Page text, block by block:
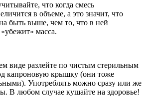
что когда смесь
в объеме, а это значит, что
быть выше, чем то, что в ней
масса.
виде разлейте по чистым стерильным
капроновую крышку (они тоже
Употреблять можно сразу или же
В любом случае кушайте на здоровье!